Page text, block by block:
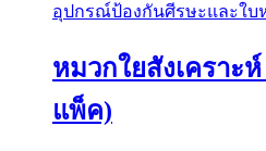
อุปกรณ์ป้องกันศีรษะและใบ
หมวกใยสังเคราะ
แพ็ค)